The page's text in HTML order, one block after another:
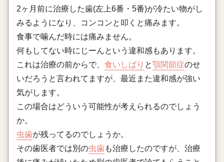
2ヶ月前に治療した歯(左上6番・5番)が冷たい物がし
みるようになり、コンコンと叩くと痛みます。
食事で噛んだ時には痛みません。
何もしてない時にじーんという違和感もあります。
これは治療の前からで、 食いしばり と顎関節症のせ
いだろうと言われてますが、最近また違和感が強い
気がします。
この場合はどういう可能性が考えられるのでしょう
か。
虫歯が残ってるのでしょうか。
その歯医者では別の虫歯 も治療したのですが、治療